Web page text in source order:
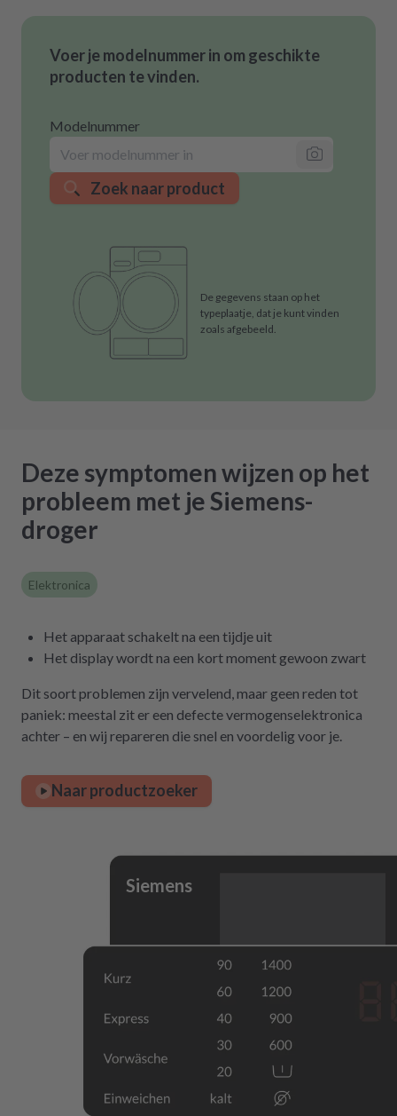
Voer je modelnummer in om geschikte
producten te vinden.
Modelnummer
Zoek naar product
De gegevens staan op het
typeplaatje, dat je kunt vinden
zoals afgebeeld.
Deze symptomen wijzen op het
probleem met je Siemens-
droger
Elektronica
Het apparaat schakelt na een tijdje uit
Het display wordt na een kort moment gewoon zwart
Dit soort problemen zijn vervelend, maar geen reden tot
paniek: meestal zit er een defecte vermogenselektronica
achter – en wij repareren die snel en voordelig voor je.
Naar productzoeker
Siemens